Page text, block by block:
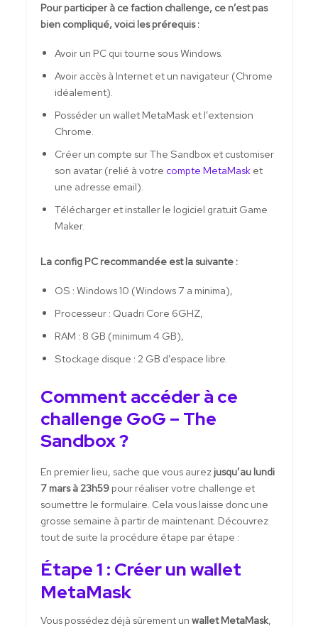
Pour participer à ce faction challenge, ce n’est pas
bien compliqué, voici les prérequis :
Avoir un PC qui tourne sous Windows.
Avoir accès à Internet et un navigateur (Chrome
idéalement).
Posséder un wallet MetaMask et l’extension
Chrome.
Créer un compte sur The Sandbox et customiser
son avatar (relié à votre compte MetaMasket
une adresse email).
Télécharger et installer le logiciel gratuit Game
Maker.
La config PC recommandée est la suivante :
OS : Windows 10 (Windows 7 a minima),
Processeur : Quadri Core 6GHZ,
RAM : 8 GB (minimum 4 GB),
Stockage disque : 2 GB d’espace libre.
Comment accéder à ce
challenge GoG – The
Sandbox ?
En premier lieu, sache que vous aurez jusqu’au lundi
7 mars à 23h59pour réaliser votre challenge et
soumettre le formulaire. Cela vous laisse donc une
grosse semaine à partir de maintenant. Découvrez
tout de suite la procédure étape par étape :
Étape 1 : Créer un wallet
MetaMask
Vous possédez déjà sûrement un wallet MetaMask,